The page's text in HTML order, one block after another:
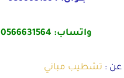
واتساب: 0566631564
عن : تشطيب مباني